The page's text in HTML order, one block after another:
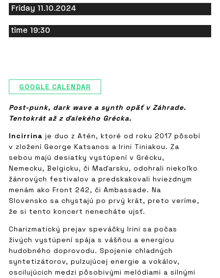
Friday 11.10.2024
time 19:30
GOOGLE CALENDAR
Post-punk, dark wave a synth opäť v Záhrade.
Tentokrát až z ďalekého Grécka.
Incirrina je duo z Atén, ktoré od roku 2017 pôsobí
v zložení George Katsanos a Irini Tiniakou. Za
sebou majú desiatky vystúpení v Grécku,
Nemecku, Belgicku, či Maďarsku, odohrali niekoľko
žánrových festivalov a predskakovali hviezdnym
menám ako Front 242, či Ambassade. Na
Slovensko sa chystajú po prvý krát, preto veríme,
že si tento koncert nenecháte ujsť.
Charizmatický prejav speváčky Irini sa počas
živých vystúpení spája s vášňou a energiou
hudobného doprovodu. Spojenie chladných
syntetizátorov, pulzujúcej energie a vokálov,
oscilujúcich medzi pôsobivými melódiami a silnými